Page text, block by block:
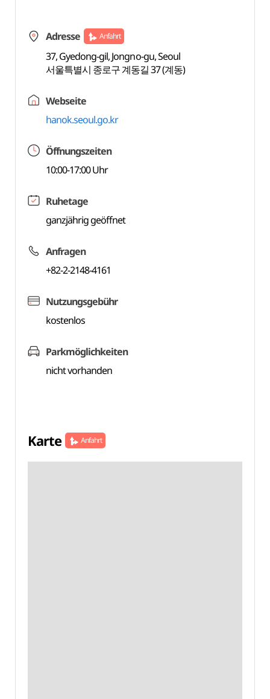
Adresse Anfahrt
37, Gyedong-gil, Jongno-gu, Seoul
서울특별시 종로구 계동길 37 (계동)
Webseite
hanok.seoul.go.kr
Öffnungszeiten
10:00-17:00 Uhr
Ruhetage
ganzjährig geöffnet
Anfragen
+82-2-2148-4161
Nutzungsgebühr
kostenlos
Parkmöglichkeiten
nicht vorhanden
Karte Anfahrt